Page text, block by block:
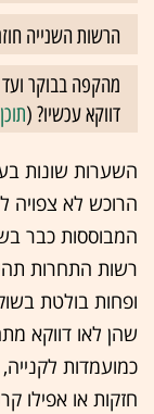
הרשות השנייה
מהקפה בבוקר
דווקא עכשיו? (
השערות שונות
הרוכש לא צפויה
המבוססות כבר
רשות התחרות
ופחות בולטת
שהן לאו דווקא
כמועמדות
חזקות או אפילו